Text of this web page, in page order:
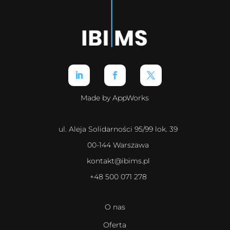
Made by AppWorks
ul. Aleja Solidarności 95/99 lok. 39
00-144 Warszawa
kontakt@ibims.pl
+48 500 071 278
O nas
Oferta